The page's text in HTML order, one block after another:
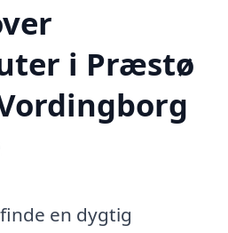
i Præstø
en dygtig